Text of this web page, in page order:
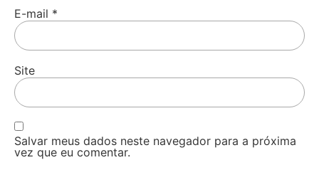
E-mail *
Site
Salvar meus dados neste navegador para a próxima
vez que eu comentar.